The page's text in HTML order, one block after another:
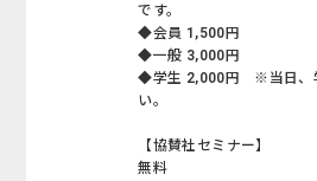
です。
◆会員 1,500円
◆一般 3,000円
◆学生 2,000円 ※当日、
い。
【協賛社セミナー】
無料